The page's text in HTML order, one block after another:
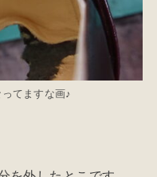
てますな画♪